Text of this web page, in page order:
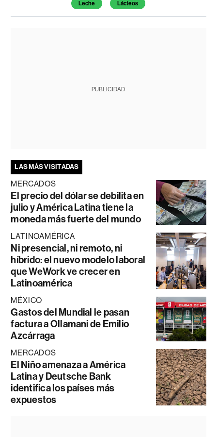
Leche Lácteos
PUBLICIDAD
LAS MÁS VISITADAS
MERCADOS
El precio del dólar se debilita en
julio y América Latina tiene la
moneda más fuerte del mundo
LATINOAMÉRICA
Ni presencial, ni remoto, ni
híbrido: el nuevo modelo laboral
que WeWork ve crecer en
Latinoamérica
MÉXICO
Gastos del Mundial le pasan
factura a Ollamani de Emilio
Azcárraga
MERCADOS
El Niño amenaza a América
Latina y Deutsche Bank
identifica los países más
expuestos